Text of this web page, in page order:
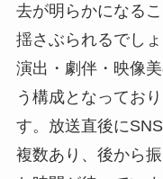
去が明らかになる
揺さぶられるでしょ
演出・劇伴・映像
う構成となってお
す。放送直後に
複数あり、後から